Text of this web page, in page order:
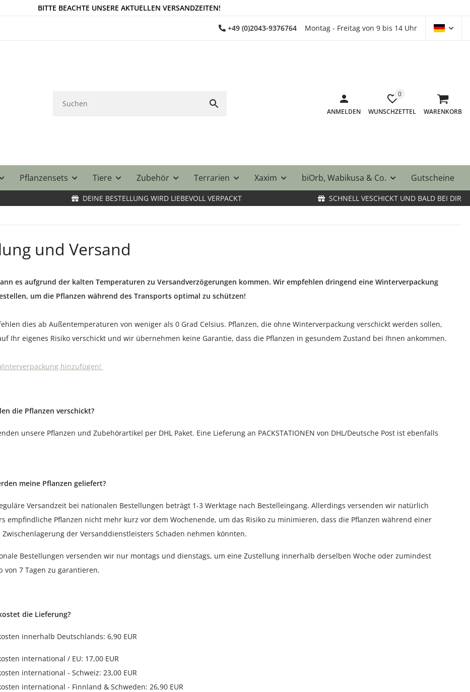
BITTE BEACHTE UNSERE AKTUELLEN VERSANDZEITEN!
+49 (0)2043-9376764 Montag - Freitag von 9 bis 14 Uhr
ANMELDEN
0
WUNSCHZETTEL WARENKORB
Pflanzensets Tiere Zubehör Terrarien Xaxim biOrb, Wabikusa & Co. Gutscheine
DEINE BESTELLUNG WIRD LIEBEVOLL VERPACKT
SCHNELL VESCHICKT UND BALD BEI DIR
und Versand
es aufgrund der kalten Temperaturen zu Versandverzögerungen kommen. Wir empfehlen dringend eine Winterverpackung
um die Pflanzen während des Transports optimal zu schützen!
dies ab Außentemperaturen von weniger als 0 Grad Celsius. Pflanzen, die ohne Winterverpackung verschickt werden sollen,
Ihr eigenes Risiko verschickt und wir übernehmen keine Garantie, dass die Pflanzen in gesundem Zustand bei Ihnen ankommen.
hinzufügen!
die Pflanzen verschickt?
unsere Pflanzen und Zubehörartikel per DHL Paket. Eine Lieferung an PACKSTATIONEN von DHL/Deutsche Post ist ebenfalls
meine Pflanzen geliefert?
Versandzeit bei nationalen Bestellungen beträgt 1-3 Werktage nach Bestelleingang. Allerdings versenden wir natürlich
empfindliche Pflanzen nicht mehr kurz vor dem Wochenende, um das Risiko zu minimieren, dass die Pflanzen während einer
Zwischenlagerung der Versanddienstleisters Schaden nehmen könnten.
Bestellungen versenden wir nur montags und dienstags, um eine Zustellung innerhalb derselben Woche oder zumindest
von 7 Tagen zu garantieren.
die Lieferung?
innerhalb Deutschlands: 6,90 EUR
international / EU: 17,00 EUR
international - Schweiz: 23,00 EUR
international - Finnland & Schweden: 26,90 EUR